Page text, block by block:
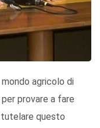
agricolo di
provare a fare
tutelare questo